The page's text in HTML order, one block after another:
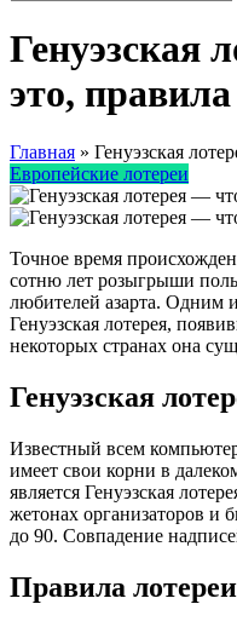
Генуэзская
это,
Главная » Генуэзская
Европейские лотереи
Точное время
сотню лет розыгрыши
любителей азарта. Одним
Генуэзская лотерея,
некоторых странах она
Генуэзская
Известный всем
имеет свои корни в
является Генуэзская
жетонах организаторов и
до 90. Совпадение
Правила лотереи